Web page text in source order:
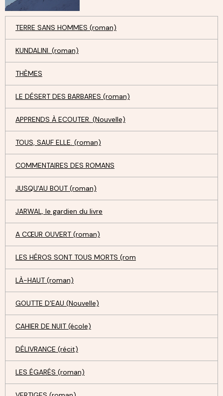
TERRE SANS HOMMES (roman)
KUNDALINI. (roman)
THÈMES
LE DÉSERT DES BARBARES (roman)
APPRENDS À ECOUTER. (Nouvelle)
TOUS, SAUF ELLE. (roman)
COMMENTAIRES DES ROMANS
JUSQU'AU BOUT (roman)
JARWAL, le gardien du livre
A CŒUR OUVERT (roman)
LES HÉROS SONT TOUS MORTS (rom
LÀ-HAUT (roman)
GOUTTE D'EAU (Nouvelle)
CAHIER DE NUIT (école)
DÉLIVRANCE (récit)
LES ÉGARÉS (roman)